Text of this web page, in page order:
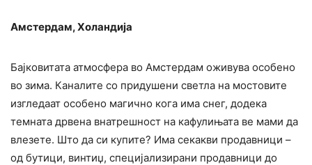
Амстердам, Холандија
Бајковитата атмосфера во Амстердам оживува особено
во зима. Каналите со придушени светла на мостовите
изгледаат особено магично кога има снег, додека
темната дрвена внатрешност на кафулињата ве мами да
влезете. Што да си купите? Има секакви продавници –
од бутици, винтиџ, специјализирани продавници до